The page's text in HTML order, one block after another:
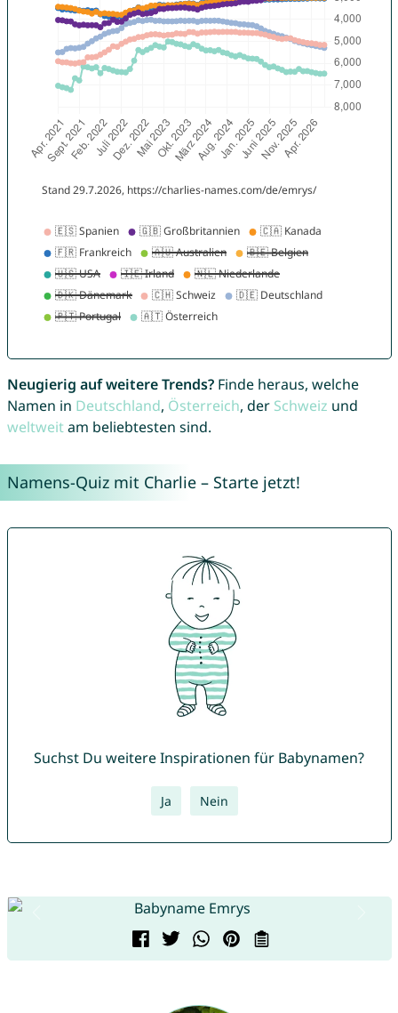
Neugierig auf weitere Trends?Finde heraus, welche
Namen in Deutschland, Österreich, der Schweiz und
weltweitam beliebtesten sind.
Namens-Quiz mit Charlie – Starte jetzt!
Suchst Du weitere Inspirationen für Babynamen?
Ja Nein